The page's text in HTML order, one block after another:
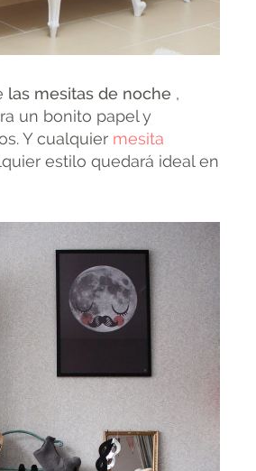
las mesitas de noche ,
un bonito papel y
Y cualquier mesita
estilo quedará ideal en